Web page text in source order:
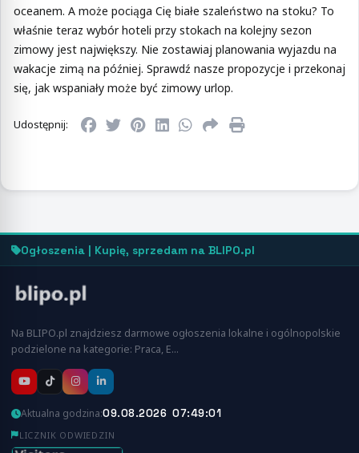
oceanem. A może pociąga Cię białe szaleństwo na stoku? To
właśnie teraz wybór hoteli przy stokach na kolejny sezon
zimowy jest największy. Nie zostawiaj planowania wyjazdu na
wakacje zimą na później. Sprawdź nasze propozycje i przekonaj
się, jak wspaniały może być zimowy urlop.
Udostępnij:
Ogłoszenia | Kupię, sprzedam na BLIPO.pl
Na BLIPO.pl znajdziesz darmowe ogłoszenia lokalne i ogólnopolskie
podzielone na kategorie: Praca, E…
Aktualna godzina:09.08.2026 07:49:01
LICZNIK ODWIEDZIN